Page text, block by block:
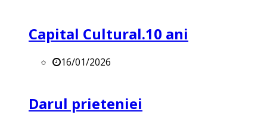
Capital Cultural.10 ani
16/01/2026
Darul prieteniei